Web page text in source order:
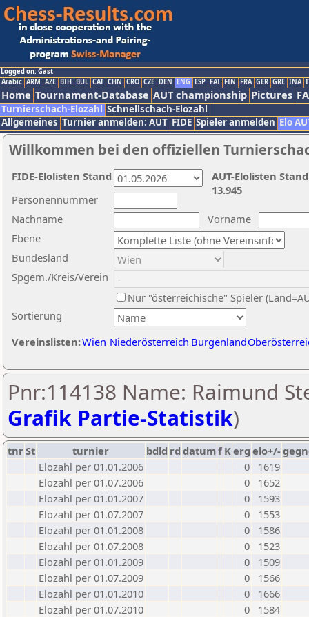
Logged on: Gast
Arabic ARM AZE BIH BUL CAT CHN CRO CZE DEN ENG ESP FAI FIN FRA GER GRE INA
Home Tournament-Database AUT championship Pictures
Turnierschach-Elozahl Schnellschach-Elozahl
Allgemeines Turnier anmelden: AUT FIDE Spieler anmelden Elo
Willkommen bei den offiziellen
Nachname
Vorname
Ebene
Sortierung
Personennummer
Bundesland
Spgem./Kreis/Verein
Nur "österreichische" Spieler
Vereinslisten:Wien Niederösterreich Burgenland
AUT-Elolisten
13.945
FIDE-Elolisten Stand
Pnr:114138 Name: Raimund
Grafik Partie-Statistik)
tnrSt turnier bdld rd datumf Kerg elo+/-
Elozahl per 01.01.2006
0
1619
Elozahl per 01.07.2006
0
1652
Elozahl per 01.01.2007
0
1593
Elozahl per 01.07.2007
0
1553
Elozahl per 01.01.2008
0
1586
Elozahl per 01.07.2008
0
1523
Elozahl per 01.01.2009
0
1509
Elozahl per 01.07.2009
0
1566
Elozahl per 01.01.2010
0
1666
Elozahl per 01.07.2010
0
1584